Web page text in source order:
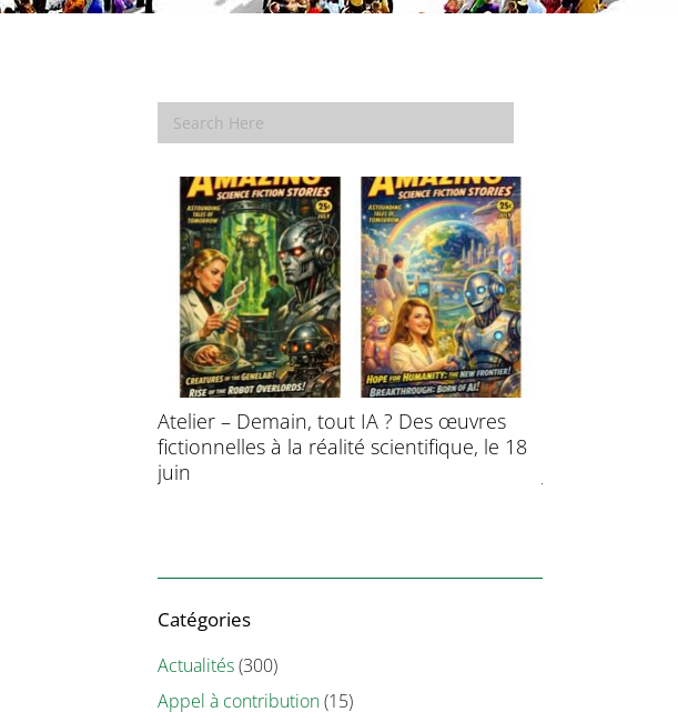
Atelier – Demain, tout IA ? Des œuvres
fictionnelles à la réalité scientifique, le 18
juin
Catégories
Actualités(300)
Appel à contribution(15)